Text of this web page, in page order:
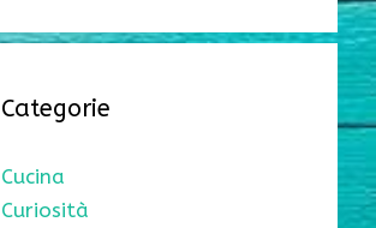
Categorie
Cucina
Curiosità